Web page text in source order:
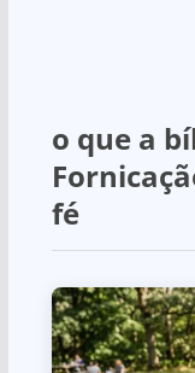
o que a
fé